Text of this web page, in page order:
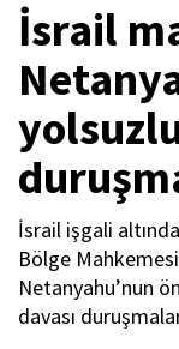
a
a
t
o
n
İsrail
İsrail işgali
Bölge
Netanyahu’nun
davası